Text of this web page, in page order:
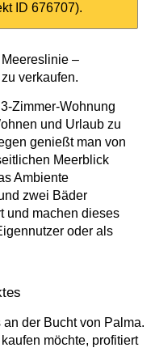
ID 676707).
–
verkaufen.
Zimmer-Wohnung
und Urlaub zu
genießt man von
Meerblick
Ambiente
zwei Bäder
und machen dieses
oder als
der Bucht von Palma.
möchte, profitiert